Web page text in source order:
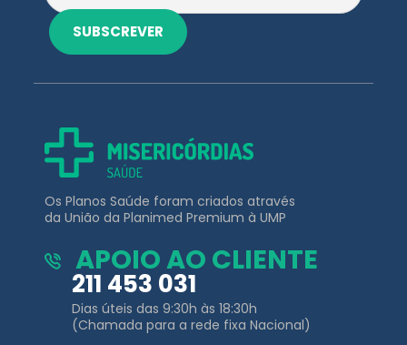
SUBSCREVER
Os Planos Saúde foram criados através
da União da Planimed Premium à UMP
APOIO AO CLIENTE
211 453 031
Dias úteis das 9:30h às 18:30h
(Chamada para a rede fixa Nacional)